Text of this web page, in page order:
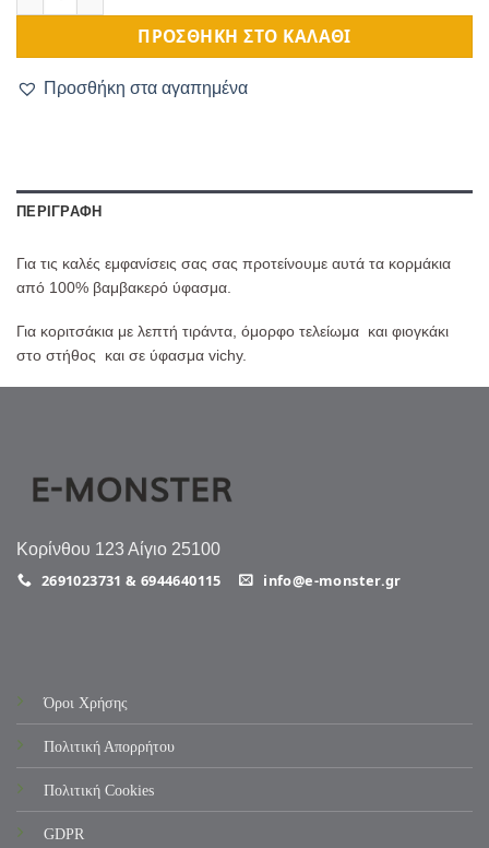
ΠΡΟΣΘΉΚΗ ΣΤΟ ΚΑΛΆΘΙ
Προσθήκη στα αγαπημένα
ΠΕΡΙΓΡΑΦΉ
Για τις καλές εμφανίσεις σας σας προτείνουμε αυτά τα κορμάκια
από 100% βαμβακερό ύφασμα.
Για κοριτσάκια με λεπτή τιράντα, όμορφο τελείωμα και φιογκάκι
στο στήθος και σε ύφασμα vichy.
Κορίνθου 123 Αίγιο 25100
2691023731 & 6944640115 info@e-monster.gr
Όροι Χρήσης
Πολιτική Απορρήτου
Πολιτική Cookies
GDPR